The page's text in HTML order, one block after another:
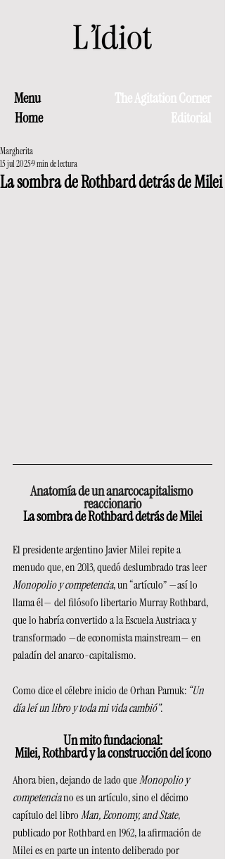
Menu
The Agitation Corner
Home
Editorial
La sombra de Rothbard detrás de Milei
Margherita
15 jul 20259 min de lectura
Anatomía de un anarcocapitalismo
reaccionario
La sombra de Rothbard detrás de Milei
El presidente argentino Javier Milei repite a
menudo que, en 2013, quedó deslumbrado tras leer
Monopolio y competencia, un “artículo” —así lo
llama él— del filósofo libertario Murray Rothbard,
que lo habría convertido a la Escuela Austriaca y
transformado —de economista mainstream— en
paladín del anarco-capitalismo.
Como dice el célebre inicio de Orhan Pamuk: “Un
día leí un libro y toda mi vida cambió”.
Un mito fundacional:
Milei, Rothbard y la construcción del ícono
Ahora bien, dejando de lado que Monopolio y
competencia no es un artículo, sino el décimo
capítulo del libro Man, Economy, and State,
publicado por Rothbard en 1962, la afirmación de
Milei es en parte un intento deliberado por